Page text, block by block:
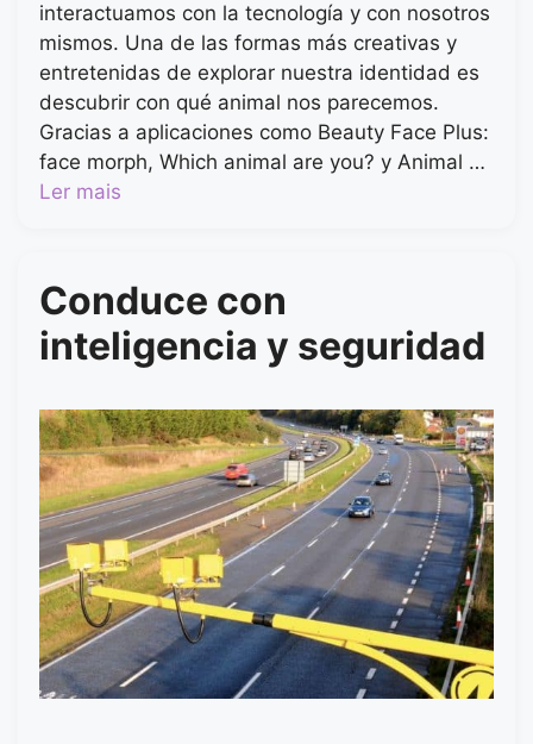
interactuamos con la tecnología y con nosotros
mismos. Una de las formas más creativas y
entretenidas de explorar nuestra identidad es
descubrir con qué animal nos parecemos.
Gracias a aplicaciones como Beauty Face Plus:
face morph, Which animal are you? y Animal …
Ler mais
Conduce con
inteligencia y seguridad